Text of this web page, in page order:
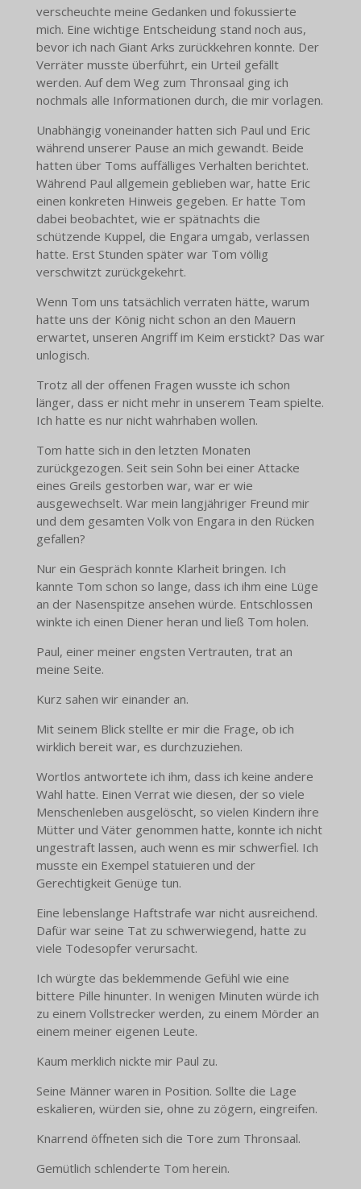
verscheuchte meine Gedanken und fokussierte
mich. Eine wichtige Entscheidung stand noch aus,
bevor ich nach Giant Arks zurückkehren konnte. Der
Verräter musste überführt, ein Urteil gefällt
werden. Auf dem Weg zum Thronsaal ging ich
nochmals alle Informationen durch, die mir vorlagen.
Unabhängig voneinander hatten sich Paul und Eric
während unserer Pause an mich gewandt. Beide
hatten über Toms auffälliges Verhalten berichtet.
Während Paul allgemein geblieben war, hatte Eric
einen konkreten Hinweis gegeben. Er hatte Tom
dabei beobachtet, wie er spätnachts die
schützende Kuppel, die Engara umgab, verlassen
hatte. Erst Stunden später war Tom völlig
verschwitzt zurückgekehrt.
Wenn Tom uns tatsächlich verraten hätte, warum
hatte uns der König nicht schon an den Mauern
erwartet, unseren Angriff im Keim erstickt? Das war
unlogisch.
Trotz all der offenen Fragen wusste ich schon
länger, dass er nicht mehr in unserem Team spielte.
Ich hatte es nur nicht wahrhaben wollen.
Tom hatte sich in den letzten Monaten
zurückgezogen. Seit sein Sohn bei einer Attacke
eines Greils gestorben war, war er wie
ausgewechselt. War mein langjähriger Freund mir
und dem gesamten Volk von Engara in den Rücken
gefallen?
Nur ein Gespräch konnte Klarheit bringen. Ich
kannte Tom schon so lange, dass ich ihm eine Lüge
an der Nasenspitze ansehen würde. Entschlossen
winkte ich einen Diener heran und ließ Tom holen.
Paul, einer meiner engsten Vertrauten, trat an
meine Seite.
Kurz sahen wir einander an.
Mit seinem Blick stellte er mir die Frage, ob ich
wirklich bereit war, es durchzuziehen.
Wortlos antwortete ich ihm, dass ich keine andere
Wahl hatte. Einen Verrat wie diesen, der so viele
Menschenleben ausgelöscht, so vielen Kindern ihre
Mütter und Väter genommen hatte, konnte ich nicht
ungestraft lassen, auch wenn es mir schwerfiel. Ich
musste ein Exempel statuieren und der
Gerechtigkeit Genüge tun.
Eine lebenslange Haftstrafe war nicht ausreichend.
Dafür war seine Tat zu schwerwiegend, hatte zu
viele Todesopfer verursacht.
Ich würgte das beklemmende Gefühl wie eine
bittere Pille hinunter. In wenigen Minuten würde ich
zu einem Vollstrecker werden, zu einem Mörder an
einem meiner eigenen Leute.
Kaum merklich nickte mir Paul zu.
Seine Männer waren in Position. Sollte die Lage
eskalieren, würden sie, ohne zu zögern, eingreifen.
Knarrend öffneten sich die Tore zum Thronsaal.
Gemütlich schlenderte Tom herein.